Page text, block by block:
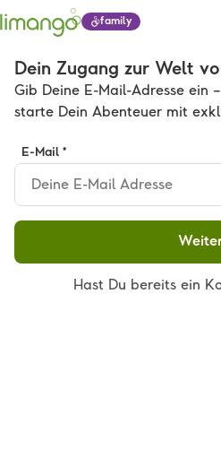
family
Dein Zugang zur Welt
Gib Deine E-Mail-Adresse ein
starte Dein Abenteuer mit
E-Mail *
Hast Du bereits ein